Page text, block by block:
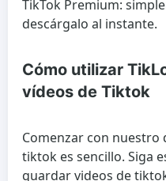
TikTok Premium:
descárgalo al instante.
Cómo utilizar
vídeos de Tiktok
Comenzar con nuestro
tiktok es sencillo. Siga
guardar videos de